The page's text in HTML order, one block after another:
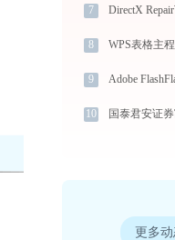
7 DirectX
8
9
10
更多